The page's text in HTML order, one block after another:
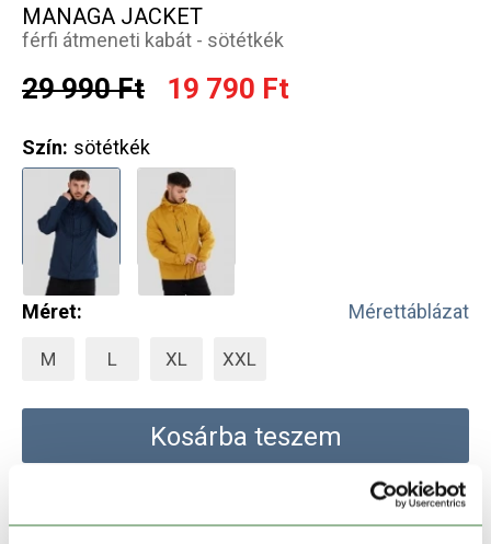
MANAGA JACKET
férfi átmeneti kabát - sötétkék
29 990 Ft 19 790 Ft
Szín: sötétkék
Méret: Mérettáblázat
M L XL XXL
Kosárba teszem
Foglalás